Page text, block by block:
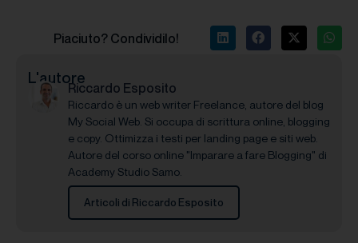
Piaciuto? Condividilo!
L'autore
Riccardo Esposito
Riccardo è un web writer Freelance, autore del blog
My Social Web. Si occupa di scrittura online, blogging
e copy. Ottimizza i testi per landing page e siti web.
Autore del corso online "Imparare a fare Blogging" di
Academy Studio Samo.
Articoli di Riccardo Esposito